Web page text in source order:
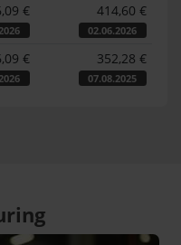
€ 414,60 €
02.06.2026
€ 352,28 €
07.08.2025